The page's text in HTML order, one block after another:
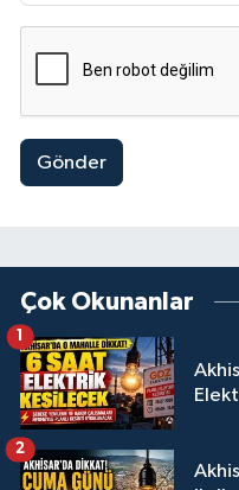
Gönder
Çok Okunanlar
2